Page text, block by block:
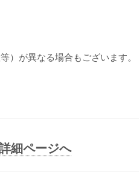
）が異なる場合もございます。
細ページへ